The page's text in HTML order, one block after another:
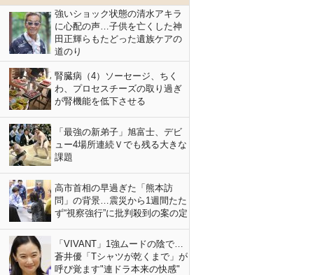
強いショック状態の清水アキラ
に心配の声…子供を亡くした神
田正輝らもたどった遺族ケアの
道のり
腎臓病（4）ソーセージ、ちく
わ、プロセスチーズの取り過ぎ
が腎機能を低下させる
「最強の新弟子」旭富士、デビ
ュー4場所連続Ｖでも残る大きな
課題
高市首相の早過ぎた「熊本訪
問」の背景…震災から1週間たた
ず“視察強行”に批判殺到の案の定
「VIVANT」1強ムードの陰で…
蒼井優「Tシャツが乾くまで」が
呼び覚ます"連ドラ本来の快感"